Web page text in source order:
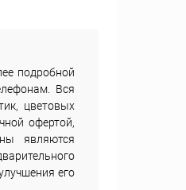
подробной
Вся
цветовых
офертой,
являются
его